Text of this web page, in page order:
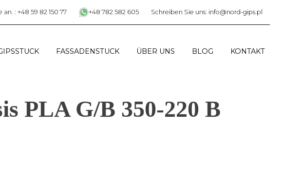
an. : +48 59 82 150 77 +48 782 582 605 Schreiben Sie uns: info@nord-gips.pl
FASSADENSTUCK ÜBER UNS BLOG KONTAKT
PLA G/B 350-220 B